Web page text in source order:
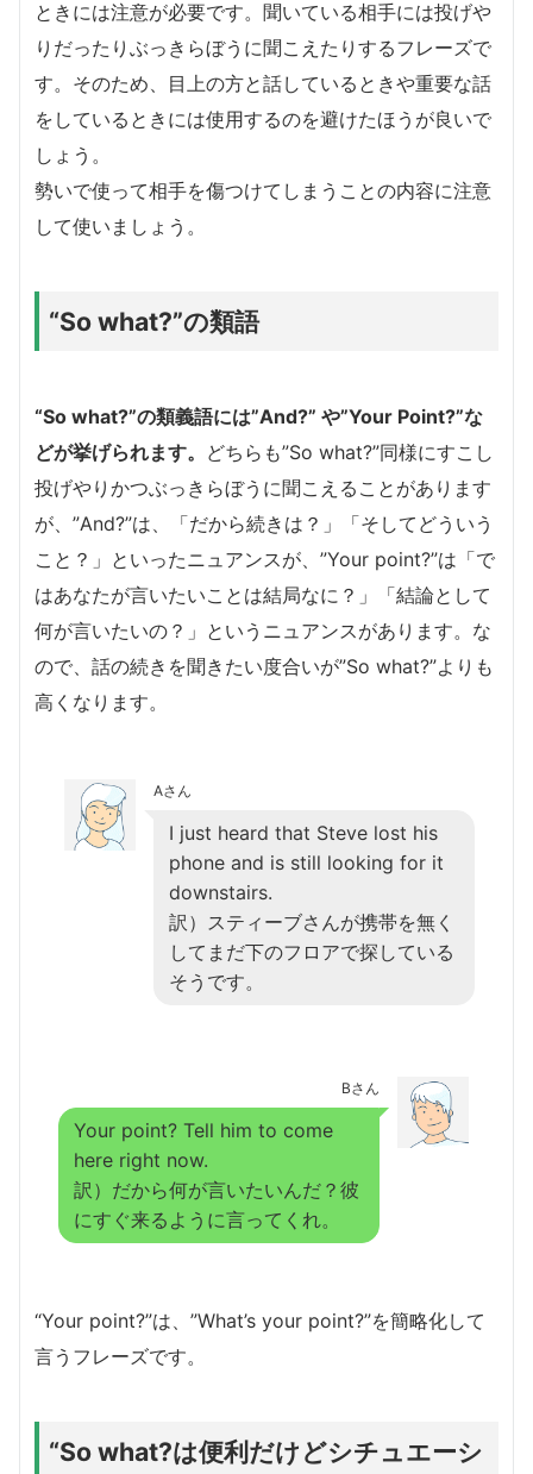
ときには注意が必要です。聞いている相手には投げや
りだったりぶっきらぼうに聞こえたりするフレーズで
す。そのため、目上の方と話しているときや重要な話
をしているときには使用するのを避けたほうが良いで
しょう。
勢いで使って相手を傷つけてしまうことの内容に注意
して使いましょう。
“So what?”の類語
“So what?”の類義語には”And?” や”Your Point?”な
どが挙げられます。 どちらも”So what?”同様にすこし
投げやりかつぶっきらぼうに聞こえることがあります
が、”And?”は、「だから続きは？」「そしてどういう
こと？」といったニュアンスが、”Your point?”は「で
はあなたが言いたいことは結局なに？」「結論として
何が言いたいの？」というニュアンスがあります。な
ので、話の続きを聞きたい度合いが”So what?”よりも
高くなります。
Aさん
I just heard that Steve lost his
phone and is still looking for it
downstairs.
訳）スティーブさんが携帯を無く
してまだ下のフロアで探している
そうです。
Bさん
Your point? Tell him to come
here right now.
訳）だから何が言いたいんだ？彼
にすぐ来るように言ってくれ。
“Your point?”は、”What’s your point?”を簡略化して
言うフレーズです。
“So what?は便利だけどシチュエーシ